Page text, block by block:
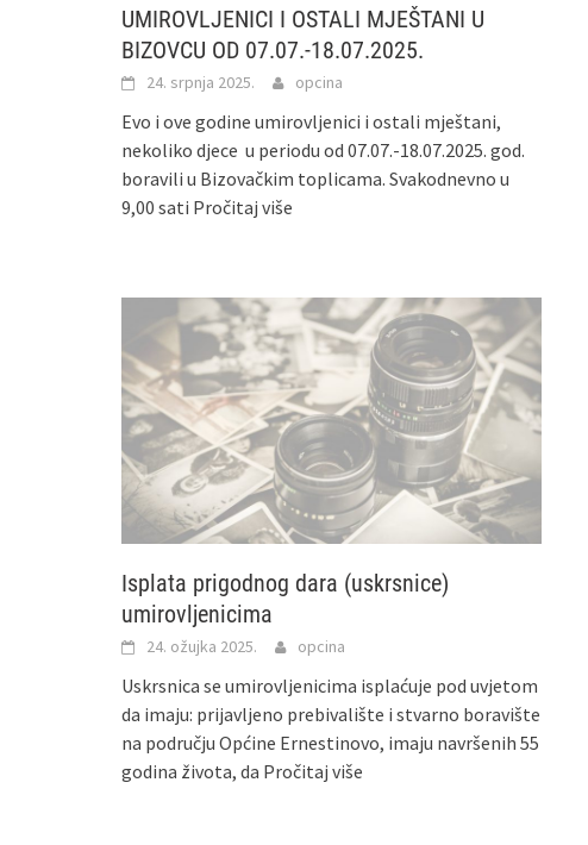
UMIROVLJENICI I OSTALI MJEŠTANI U
BIZOVCU OD 07.07.-18.07.2025.
24. srpnja 2025. opcina
Evo i ove godine umirovljenici i ostali mještani,
nekoliko djece u periodu od 07.07.-18.07.2025. god.
boravili u Bizovačkim toplicama. Svakodnevno u
9,00 sati Pročitaj više
Isplata prigodnog dara (uskrsnice)
umirovljenicima
24. ožujka 2025. opcina
Uskrsnica se umirovljenicima isplaćuje pod uvjetom
da imaju: prijavljeno prebivalište i stvarno boravište
na području Općine Ernestinovo, imaju navršenih 55
godina života, da Pročitaj više